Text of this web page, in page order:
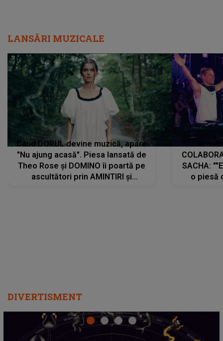
LANSĂRI MUZICALE
Când DORUL devine muzică, apare
"Nu ajung acasă". Piesa lansată de
Theo Rose și DOMINO îi poartă pe
ascultători prin AMINTIRI și
SACHA:
o piesă
DIVERTISMENT